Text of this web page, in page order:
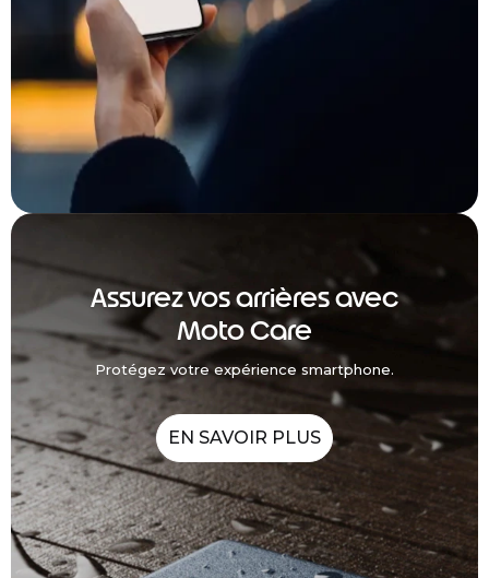
Assurez vos arrières avec
Moto Care
Protégez votre expérience smartphone.
EN SAVOIR PLUS